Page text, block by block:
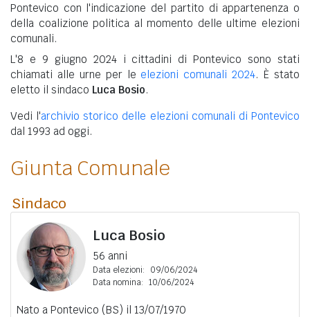
Pontevico con l'indicazione del partito di appartenenza o
della coalizione politica al momento delle ultime elezioni
comunali.
L'8 e 9 giugno 2024 i cittadini di Pontevico sono stati
chiamati alle urne per le elezioni comunali 2024. È stato
eletto il sindaco Luca Bosio.
Vedi l'archivio storico delle elezioni comunali di Pontevico
dal 1993 ad oggi.
Giunta Comunale
Sindaco
Luca Bosio
56 anni
Data elezioni:
09/06/2024
Data nomina: 10/06/2024
Nato a Pontevico (BS) il 13/07/1970